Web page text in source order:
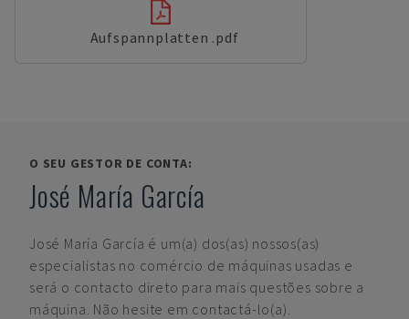
Aufspannplatten .pdf
O SEU GESTOR DE CONTA:
José María García
José María García é um(a) dos(as) nossos(as)
especialistas no comércio de máquinas usadas e
será o contacto direto para mais questões sobre a
máquina. Não hesite em contactá-lo(a).